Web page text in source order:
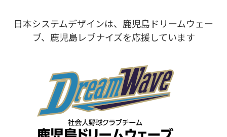
日本システムデザインは、鹿児島ドリームウェー
ブ、鹿児島レブナイズを応援しています